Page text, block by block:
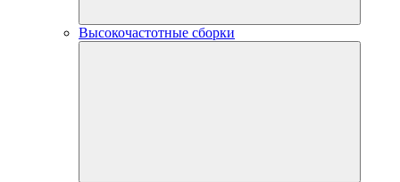
Высокочастотные сборки